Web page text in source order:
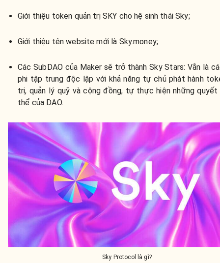
Giới thiệu token quản trị SKY cho hệ sinh thái Sky;
Giới thiệu tên website mới là Sky.money;
Các SubDAO của Maker sẽ trở thành Sky Stars: Vẫn là
phi tập trung độc lập với khả năng tự chủ phát hành
trị, quản lý quỹ và cộng đồng, tự thực hiện những quyết
thể của DAO.
Sky Protocol là gì?